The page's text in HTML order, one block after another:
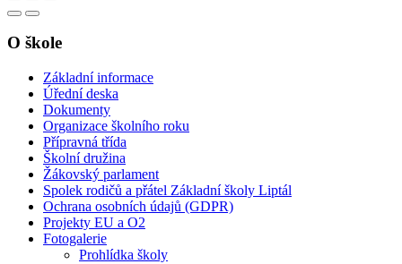
O škole
Základní informace
Úřední deska
Dokumenty
Organizace školního roku
Přípravná třída
Školní družina
Žákovský parlament
Spolek rodičů a přátel Základní školy Liptál
Ochrana osobních údajů (GDPR)
Projekty EU a O2
Fotogalerie
Prohlídka školy